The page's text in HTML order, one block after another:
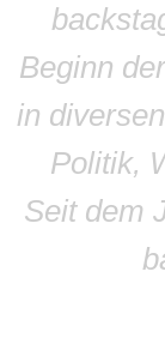
Beginn
in
Politik,
Seit dem